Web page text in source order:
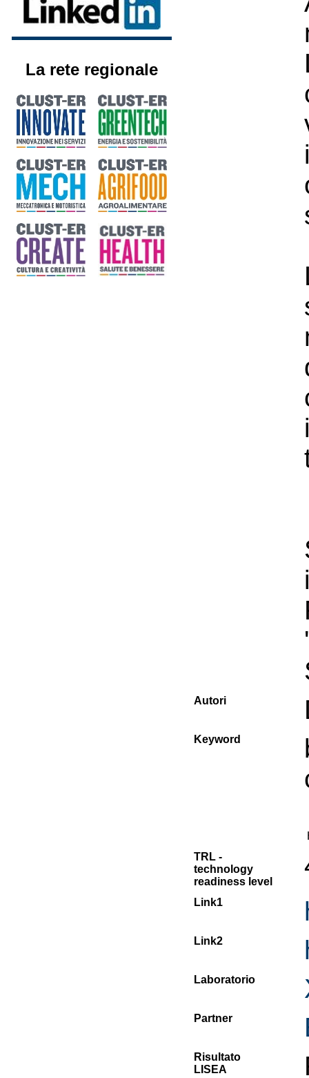
La rete regionale
Autori
Keyword
TRL -
technology
readiness level
Link1
Link2
Laboratorio
Partner
Risultato
LISEA